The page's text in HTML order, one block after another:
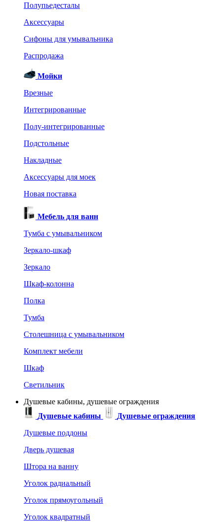
Полупьедесталы
Аксессуары
Сифоны для умывальника
Распродажа
Мойки
Врезные
Интегрированные
Полу-интегрированные
Подстольные
Накладные
Аксессуары для моек
Новая поставка
Мебель для ванн
Тумба с умывальником
Зеркало-шкаф
Зеркало
Шкаф-колонна
Полка
Тумба
Столешница с умывальником
Комплект мебели
Шкаф
Светильник
Душевые кабины, душевые ограждения
Душевые кабины
Душевые ограждения
Душевые поддоны
Дверь душевая
Штора на ванну
Уголок радиальный
Уголок прямоугольный
Уголок квадратный